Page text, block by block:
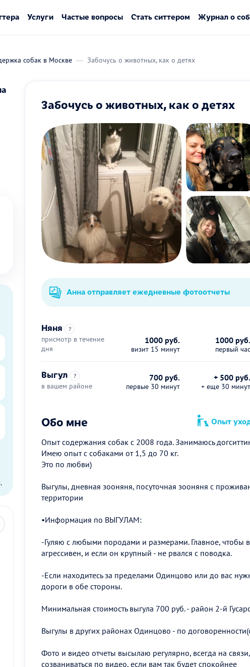
Услуги Частые вопросы Стать ситтером Журнал о
собак в Москве Забочусь о животных, как о детях
Забочусь о животных, как о детях
Анна отправляет ежедневные фотоотчеты
Няня ?
присмотр в течение
дня
1000 руб.
визит 15 минут
1000 руб.
первый час
Выгул ?
в вашем районе
700 руб.
первые 30 минут
+ 500 руб.
+ еще 30 минут
Обо мне Опыт
Опыт содержания собак с 2008 года. Занимаюсь
Имею опыт с собаками от 1,5 до 70 кг.
Это по любви)
Выгулы, дневная зооняня, посуточная зооняня с
территории
•Информация по ВЫГУЛАМ:
-Гуляю с любыми породами и размерами. Главное, чтобы
агрессивен, и если он крупный - не рвался с поводка.
-Если находитесь за пределами Одинцово или до вас
дороги в обе стороны.
Минимальная стоимость выгула 700 руб. - район 2-й
Выгулы в других районах Одинцово - по
Фото и видео отчеты высылаю регулярно, всегда на
созваниваться по видео, если вам так будет спокойнее